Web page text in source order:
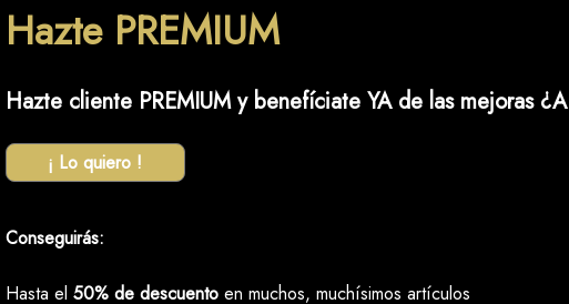
Hazte PREMIUM
Hazte cliente PREMIUM y benefíciate YA de las mejoras
¡ Lo quiero !
Conseguirás:
Hasta el 50% de descuentoen muchos, muchísimos artículos